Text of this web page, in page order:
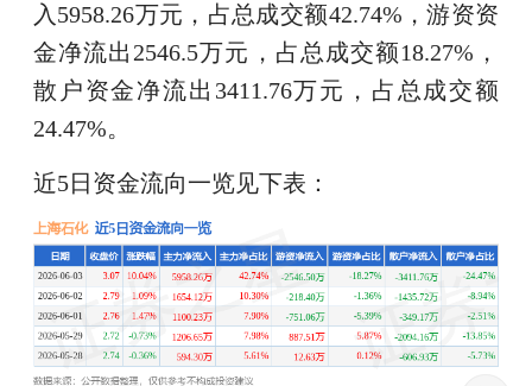
入5958.26万元，占总成交额42.74%，游资资
金净流出2546.5万元，占总成交额18.27%，
散户资金净流出3411.76万元，占总成交额
24.47%。
近5日资金流向一览见下表：